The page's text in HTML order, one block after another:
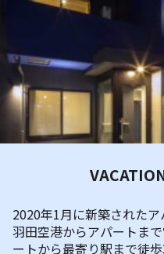
2020年1月に新築されたア
羽田空港からアパートま
ートから最寄り駅まで徒